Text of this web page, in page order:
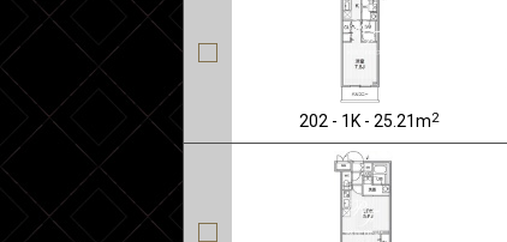
202 - 1K - 25.21m2